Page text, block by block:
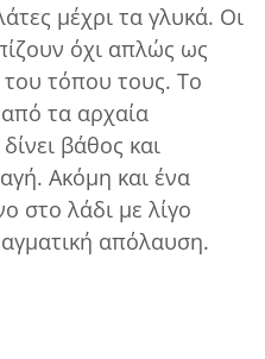
μέχρι τα γλυκά. Οι
όχι απλώς ως
τόπου τους. Το
τα αρχαία
βάθος και
Ακόμη και ένα
στο λάδι με λίγο
απόλαυση.